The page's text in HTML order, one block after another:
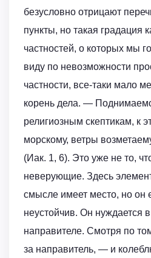
безусловно отрицают
пункты, но такая градация
частностей, о которых мы
виду по невозможности
частности, все-таки мало
корень дела. —
религиозным скептикам, к
морскому, ветры
(Иак. 1, 6). Это уже не то,
неверующие. Здесь
смысле имеет место, но он
неустойчив. Он нуждается
направителе. Смотря по
за направитель, — и